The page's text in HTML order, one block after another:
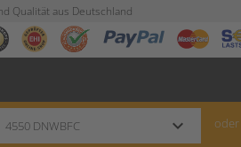
Qualität aus Deutschland
keyboard_arrow_down oder